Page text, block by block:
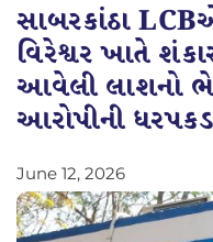
સાબરકાંઠા
વિરેશ્વર ખાતે
આવેલી લાશનો
આરોપીની ધરપકડ
June 12, 2026